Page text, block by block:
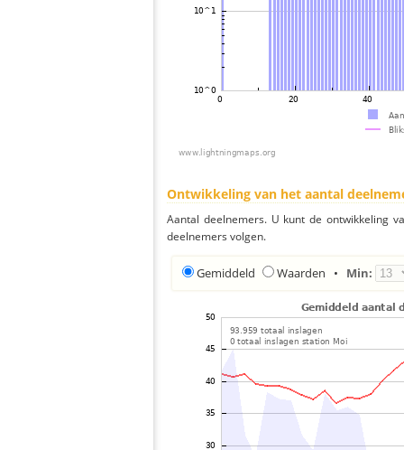
Ontwikkeling van het aantal
Aantal deelnemers. U kunt de ontwikkeling
deelnemers volgen.
Gemiddeld Waarden • Min: